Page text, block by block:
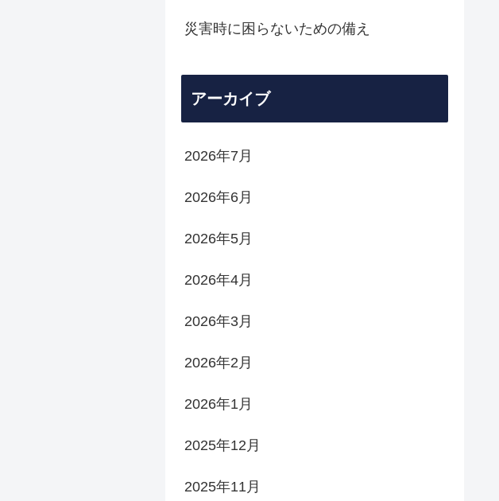
災害時に困らないための備え
アーカイブ
2026年7月
2026年6月
2026年5月
2026年4月
2026年3月
2026年2月
2026年1月
2025年12月
2025年11月